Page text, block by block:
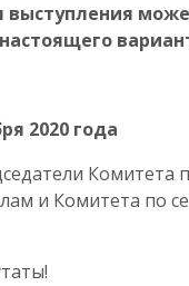
выступления
2020 года
Комитета
и Комитета по